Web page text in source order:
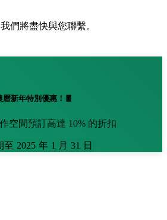
們將盡快與您聯繫。
曆新年特別優惠！🧧
空間預訂高達 10% 的折扣
至 2025 年 1 月 31 日